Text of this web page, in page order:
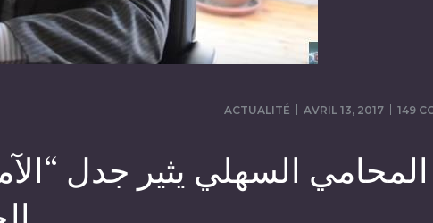
ACTUALITÉ AVRIL 13, 2017 149
المحامي السهلي يثير جدل